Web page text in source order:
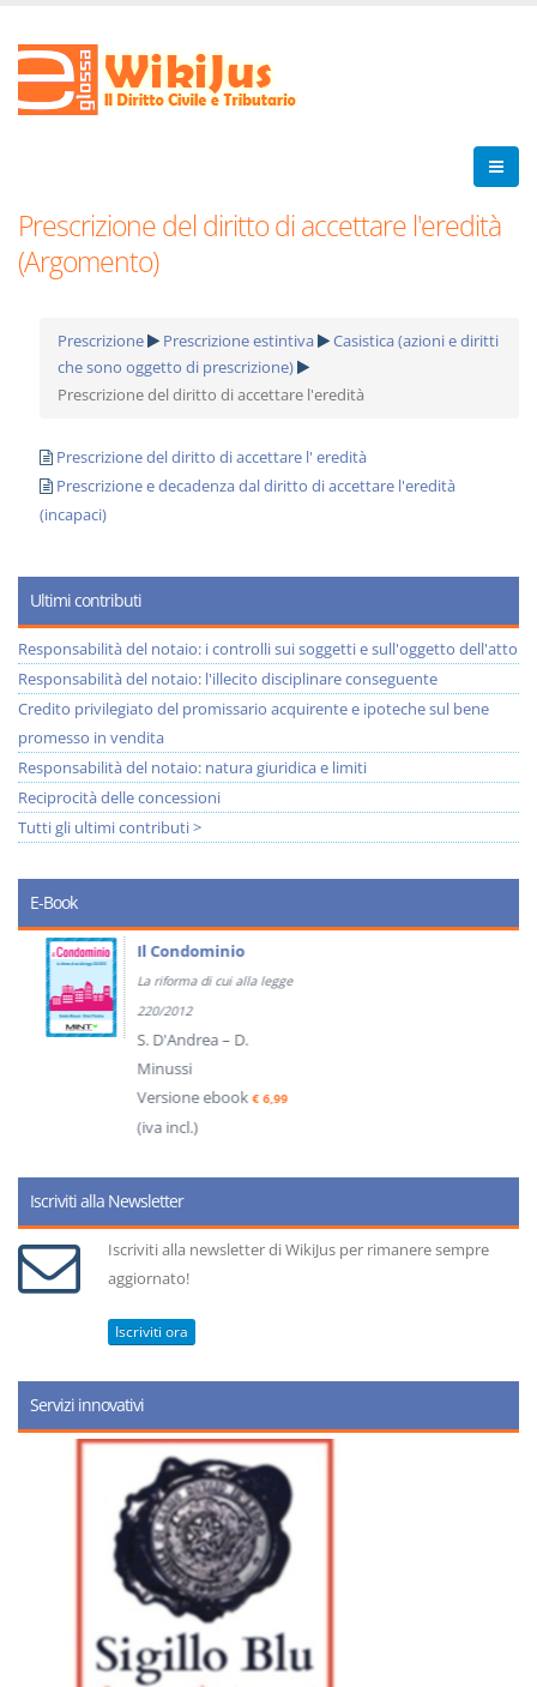
Prescrizione del diritto di accettare l'eredità
(Argomento)
Prescrizione Prescrizione estintiva
Casistica (azioni e diritti
che sono oggetto di prescrizione)
Prescrizione del diritto di accettare l'eredità
Prescrizione del diritto di accettare l' eredità
Prescrizione e decadenza dal diritto di accettare l'eredità
(incapaci)
Ultimi contributi
Responsabilità del notaio: i controlli sui soggetti e sull'oggetto dell'atto
Responsabilità del notaio: l'illecito disciplinare conseguente
Credito privilegiato del promissario acquirente e ipoteche sul bene
promesso in vendita
Responsabilità del notaio: natura giuridica e limiti
Reciprocità delle concessioni
Tutti gli ultimi contributi >
E-Book
Il Condominio
La riforma di cui alla legge
220/2012
S. D'Andrea – D.
Minussi
Versione ebook€ 6,99
(iva incl.)
Iscriviti alla Newsletter
Iscriviti alla newsletter di WikiJus per rimanere sempre
aggiornato!
Iscriviti ora
Servizi innovativi